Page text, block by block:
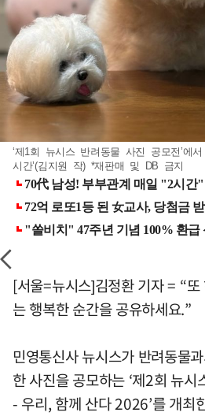
‘제1회 뉴시스 반려동물 사진 공모전’에
시간’(김지원 작) *재판매 및 DB 금지
[서울=뉴시스]김정환 기자 = “
는 행복한 순간을 공유하세요.”
민영통신사 뉴시스가 반려동물
한 사진을 공모하는 ‘제2회 뉴
- 우리, 함께 산다 2026’를 개최